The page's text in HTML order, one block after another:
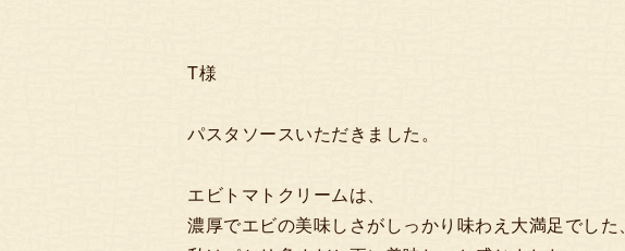
T様
パスタソースいただきました。
エビトマトクリームは、
濃厚でエビの美味しさがしっかり味わえ大満足でした、